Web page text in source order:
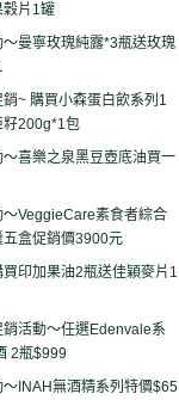
穀片1罐
～曼寧玫瑰純露*3瓶送玫瑰
銷~ 購買小森蛋白飲系列1
籽200g*1包
～喜樂之泉黑豆壺底油買一
～VeggieCare素食者綜合
五盒促銷價3900元
印加果油2瓶送佳穎麥片1
銷活動～任選Edenvale系
2瓶$999
～INAH無酒精系列特價$65